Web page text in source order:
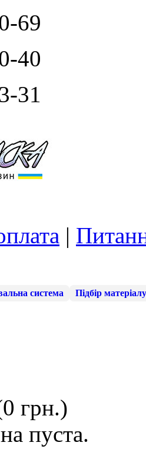
69
40
31
|
система Підбір матеріалу
грн.)
пуста.